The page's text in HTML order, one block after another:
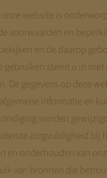
website is
voorwaarden en
en de daarop
gebruiken stemt u in met
De gegevens op deze
informatie en
worden
zorgvuldigheid bij
en onderhouden van
van bronnen die